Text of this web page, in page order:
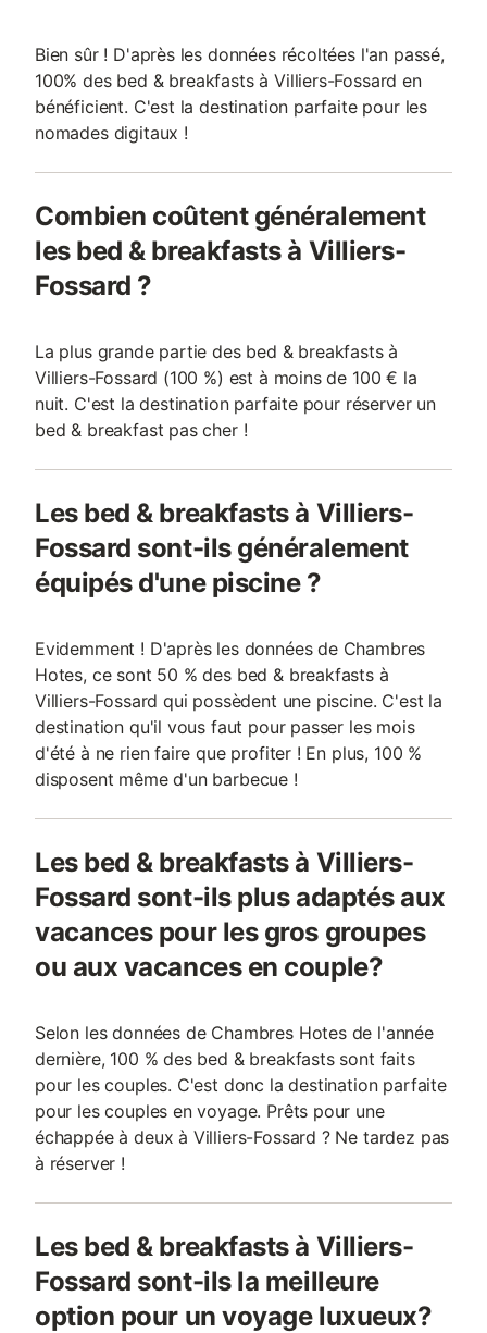
Bien sûr ! D'après les données récoltées l'an passé,
100% des bed & breakfasts à Villiers-Fossard en
bénéficient. C'est la destination parfaite pour les
nomades digitaux !
Combien coûtent généralement
les bed & breakfasts à Villiers-
Fossard ?
La plus grande partie des bed & breakfasts à
Villiers-Fossard (100 %) est à moins de 100 € la
nuit. C'est la destination parfaite pour réserver un
bed & breakfast pas cher !
Les bed & breakfasts à Villiers-
Fossard sont-ils généralement
équipés d'une piscine ?
Evidemment ! D'après les données de Chambres
Hotes, ce sont 50 % des bed & breakfasts à
Villiers-Fossard qui possèdent une piscine. C'est la
destination qu'il vous faut pour passer les mois
d'été à ne rien faire que profiter ! En plus, 100 %
disposent même d'un barbecue !
Les bed & breakfasts à Villiers-
Fossard sont-ils plus adaptés aux
vacances pour les gros groupes
ou aux vacances en couple?
Selon les données de Chambres Hotes de l'année
dernière, 100 % des bed & breakfasts sont faits
pour les couples. C'est donc la destination parfaite
pour les couples en voyage. Prêts pour une
échappée à deux à Villiers-Fossard ? Ne tardez pas
à réserver !
Les bed & breakfasts à Villiers-
Fossard sont-ils la meilleure
option pour un voyage luxueux?